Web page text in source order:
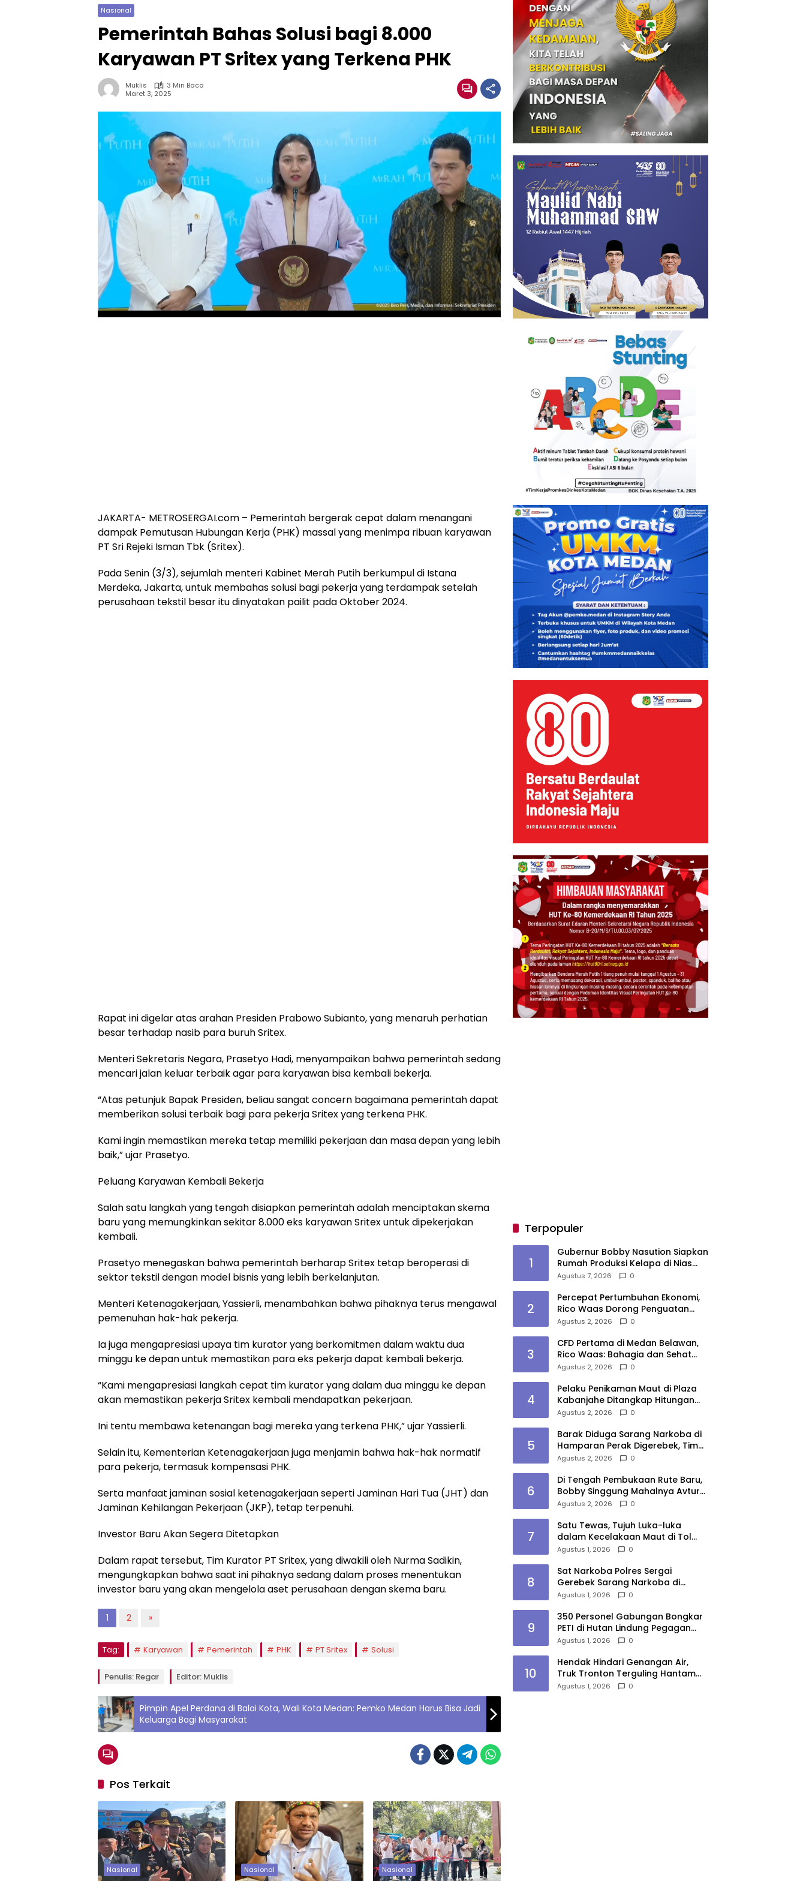
Nasional
Pemerintah Bahas Solusi bagi 8.000
Karyawan PT Sritex yang Terkena PHK
Muklis
3 Min Baca
Maret 3, 2025
JAKARTA- METROSERGAI.com – Pemerintah bergerak cepat dalam menangani
dampak Pemutusan Hubungan Kerja (PHK) massal yang menimpa ribuan karyawan
PT Sri Rejeki Isman Tbk (Sritex).
Pada Senin (3/3), sejumlah menteri Kabinet Merah Putih berkumpul di Istana
Merdeka, Jakarta, untuk membahas solusi bagi pekerja yang terdampak setelah
perusahaan tekstil besar itu dinyatakan pailit pada Oktober 2024.
Rapat ini digelar atas arahan Presiden Prabowo Subianto, yang menaruh perhatian
besar terhadap nasib para buruh Sritex.
Menteri Sekretaris Negara, Prasetyo Hadi, menyampaikan bahwa pemerintah sedang
mencari jalan keluar terbaik agar para karyawan bisa kembali bekerja.
“Atas petunjuk Bapak Presiden, beliau sangat concern bagaimana pemerintah dapat
memberikan solusi terbaik bagi para pekerja Sritex yang terkena PHK.
Kami ingin memastikan mereka tetap memiliki pekerjaan dan masa depan yang lebih
baik,” ujar Prasetyo.
Peluang Karyawan Kembali Bekerja
Salah satu langkah yang tengah disiapkan pemerintah adalah menciptakan skema
baru yang memungkinkan sekitar 8.000 eks karyawan Sritex untuk dipekerjakan
kembali.
Prasetyo menegaskan bahwa pemerintah berharap Sritex tetap beroperasi di
sektor tekstil dengan model bisnis yang lebih berkelanjutan.
Menteri Ketenagakerjaan, Yassierli, menambahkan bahwa pihaknya terus mengawal
pemenuhan hak-hak pekerja.
Ia juga mengapresiasi upaya tim kurator yang berkomitmen dalam waktu dua
minggu ke depan untuk memastikan para eks pekerja dapat kembali bekerja.
“Kami mengapresiasi langkah cepat tim kurator yang dalam dua minggu ke depan
akan memastikan pekerja Sritex kembali mendapatkan pekerjaan.
Ini tentu membawa ketenangan bagi mereka yang terkena PHK,” ujar Yassierli.
Selain itu, Kementerian Ketenagakerjaan juga menjamin bahwa hak-hak normatif
para pekerja, termasuk kompensasi PHK.
Serta manfaat jaminan sosial ketenagakerjaan seperti Jaminan Hari Tua (JHT) dan
Jaminan Kehilangan Pekerjaan (JKP), tetap terpenuhi.
Investor Baru Akan Segera Ditetapkan
Dalam rapat tersebut, Tim Kurator PT Sritex, yang diwakili oleh Nurma Sadikin,
mengungkapkan bahwa saat ini pihaknya sedang dalam proses menentukan
investor baru yang akan mengelola aset perusahaan dengan skema baru.
1 2 »
Tag: Karyawan Pemerintah PHK PT Sritex Solusi
Penulis: Regar Editor: Muklis
Pimpin Apel Perdana di Balai Kota, Wali Kota Medan: Pemko Medan Harus Bisa Jadi
Keluarga Bagi Masyarakat
Pos Terkait
Nasional Nasional Nasional
Terpopuler
1
Gubernur Bobby Nasution Siapkan
Rumah Produksi Kelapa di Nias
Utara
Agustus 7, 2026 0
2
Percepat Pertumbuhan Ekonomi,
Rico Waas Dorong Penguatan
Sinergi Pemko-DPRD Medan
Agustus 2, 2026 0
3
CFD Pertama di Medan Belawan,
Rico Waas: Bahagia dan Sehat
Harus Menjangkau Seluruh Sudut
Agustus 2, 2026 0
4
Pelaku Penikaman Maut di Plaza
Kabanjahe Ditangkap Hitungan
Menit, Polisi Dalami Motif
Agustus 2, 2026 0
5
Barak Diduga Sarang Narkoba di
Hamparan Perak Digerebek, Tim
Gabungan Musnahkan Lokasi
Agustus 2, 2026 0
6
Di Tengah Pembukaan Rute Baru,
Bobby Singgung Mahalnya Avtur
Kualanamu
Agustus 2, 2026 0
7
Satu Tewas, Tujuh Luka-luka
dalam Kecelakaan Maut di Tol
Medan–Tebing Tinggi
Agustus 1, 2026 0
8
Sat Narkoba Polres Sergai
Gerebek Sarang Narkoba di
Sungai Buaya, Satu Terduga
Agustus 1, 2026 0
9
350 Personel Gabungan Bongkar
PETI di Hutan Lindung Pegagan
Hilir, 47 Camp dan Puluhan
Agustus 1, 2026 0
10
Hendak Hindari Genangan Air,
Truk Tronton Terguling Hantam
Pembatas Jalan di Jalinsum
Agustus 1, 2026 0